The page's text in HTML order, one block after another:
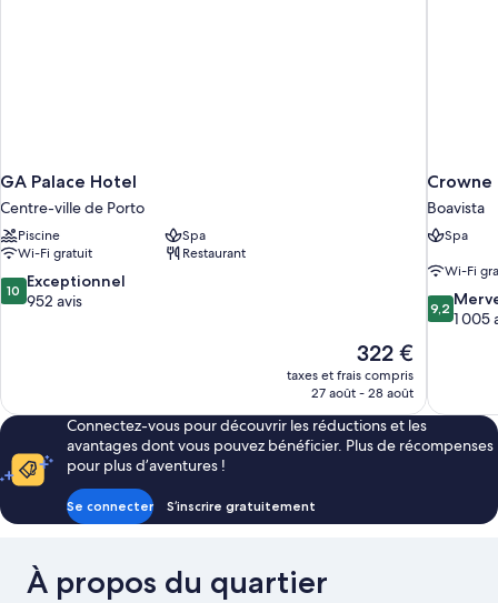
GA Palace Hotel
Centre-ville de Porto
Piscine
Spa
Wi-Fi gratuit
Restaurant
10.0
sur
10 Exceptionnel
952 avis
Le
nouveau
prix
de
322 €
322 €
taxes et frais compris
27 août - 28 août
Crowne
Boavista
Spa
Wi-Fi
9.2
sur
9,2
1 005
Connectez-vous pour découvrir les réductions et les
avantages dont vous pouvez bénéficier. Plus de récompenses
pour plus d’aventures !
Se connecter S’inscrire gratuitement
À propos du quartier